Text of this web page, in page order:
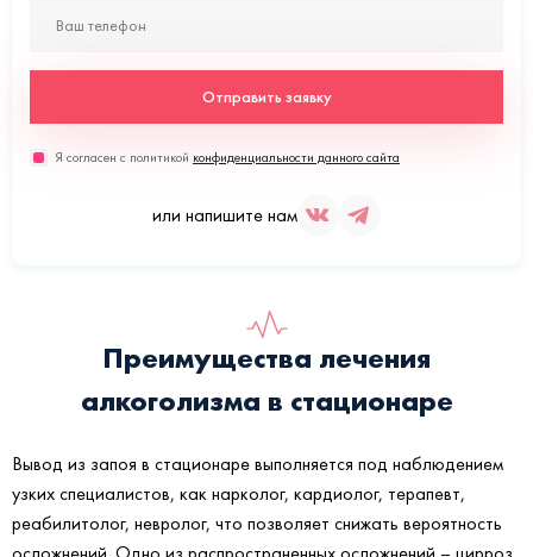
Отправить заявку
Я согласен с политикой конфиденциальности данного сайта
или напишите нам
Преимущества лечения
алкоголизма в стационаре
Вывод из запоя в стационаре выполняется под наблюдением
узких специалистов, как нарколог, кардиолог, терапевт,
реабилитолог, невролог, что позволяет снижать вероятность